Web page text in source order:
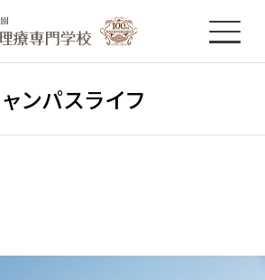
ンパスライフ